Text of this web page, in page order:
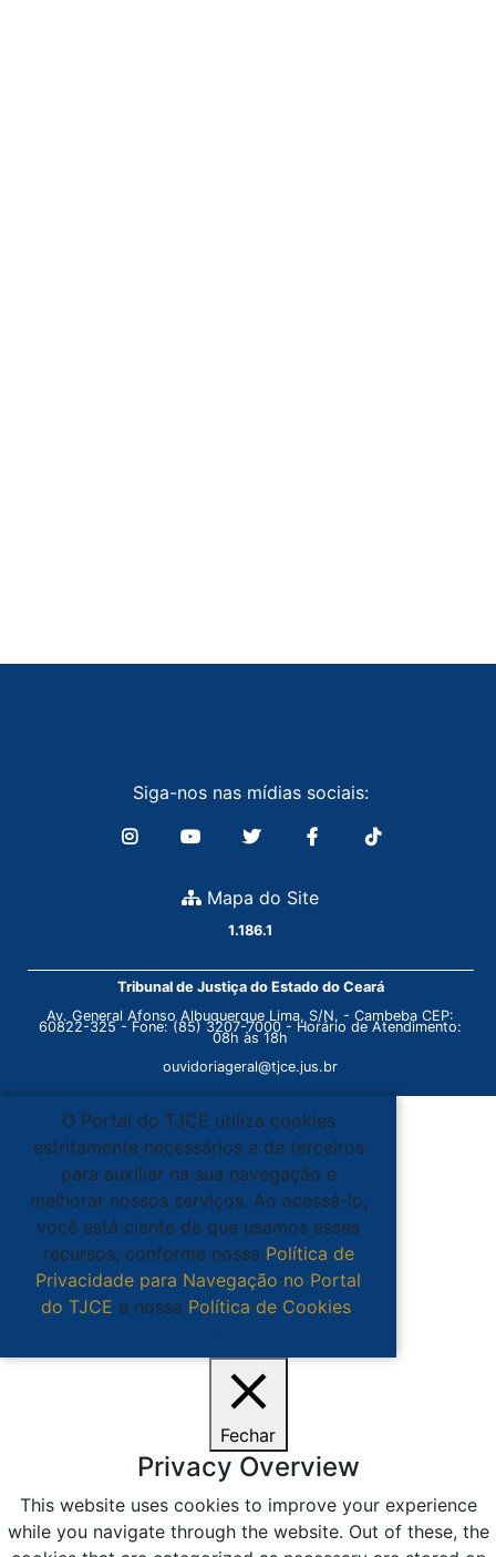
Siga-nos nas mídias sociais:
Mapa do Site
1.186.1
Tribunal de Justiça do Estado do Ceará
Av. General Afonso Albuquerque Lima, S/N. - Cambeba CEP:
60822-325 - Fone: (85) 3207-7000 - Horário de Atendimento:
08h às 18h
ouvidoriageral@tjce.jus.br
O Portal do TJCE utiliza cookies
estritamente necessários e de terceiros
para auxiliar na sua navegação e
melhorar nossos serviços. Ao acessá-lo,
você está ciente de que usamos esses
recursos, conforme nossa Política de
Privacidade para Navegação no Portal
do TJCE e nossa Política de Cookies.
Fechar
Privacy Overview
This website uses cookies to improve your experience
while you navigate through the website. Out of these, the